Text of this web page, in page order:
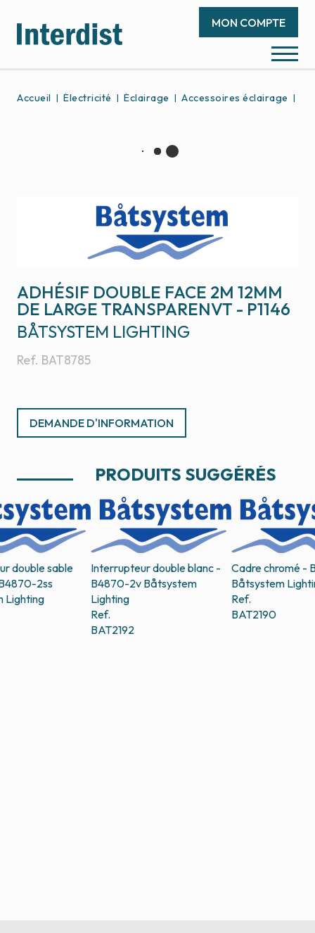
MON COMPTE
Accueil Électricité Éclairage Accessoires éclairage
ADHÉSIF DOUBLE FACE 2M 12MM
DE LARGE TRANSPARENVT - P1146
Ref. BAT8785
BÅTSYSTEM LIGHTING
DEMANDE D'INFORMATION
PRODUITS SUGGÉRÉS
double sable
2ss
Lighting
Interrupteur double blanc -
B4870-2v Båtsystem
Lighting
Ref.
BAT2192
Cadre chromé -
Båtsystem
Ref.
BAT2190